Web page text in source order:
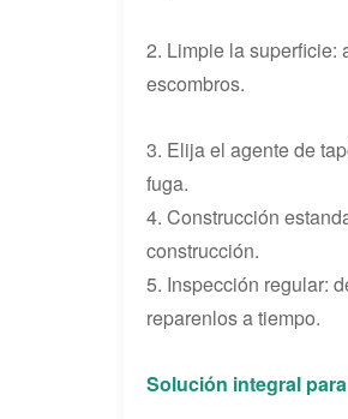
2. Limpie la superficie:
escombros.
3. Elija el agente de
fuga.
4. Construcción
construcción.
5. Inspección regular:
reparenlos a tiempo.
Solución integral